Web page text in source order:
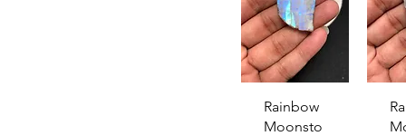
クイックビュー
Rainbow
Moonsto
ク